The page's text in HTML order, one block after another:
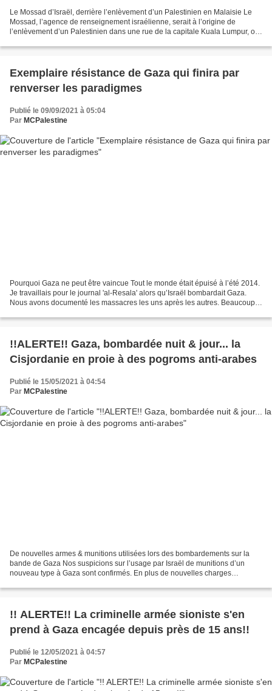
Le Mossad d’Israël, derrière l’enlèvement d’un Palestinien en Malaisie Le
Mossad, l’agence de renseignement israélienne, serait à l’origine de
l’enlèvement d’un Palestinien dans une rue de la capitale Kuala Lumpur, où
Exemplaire résistance de Gaza qui finira par
renverser les paradigmes
Publié le 09/09/2021 à 05:04
Par MCPalestine
Pourquoi Gaza ne peut être vaincue Tout le monde était épuisé à l’été 2014.
Je travaillais pour le journal 'al-Resala' alors qu’Israël bombardait Gaza.
Nous avons documenté les massacres les uns après les autres. Beaucoup
!!ALERTE!! Gaza, bombardée nuit & jour... la
Cisjordanie en proie à des pogroms anti-arabes
Publié le 15/05/2021 à 04:54
Par MCPalestine
De nouvelles armes & munitions utilisées lors des bombardements sur la
bande de Gaza Nos suspicions sur l’usage par Israël de munitions d’un
nouveau type à Gaza sont confirmés. En plus de nouvelles charges
!! ALERTE!! La criminelle armée sioniste s'en
prend à Gaza encagée depuis près de 15 ans!!
Publié le 12/05/2021 à 04:57
Par MCPalestine